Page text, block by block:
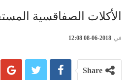
الأكلات الصفاقسية
في 2018-06-08 12:08
Share